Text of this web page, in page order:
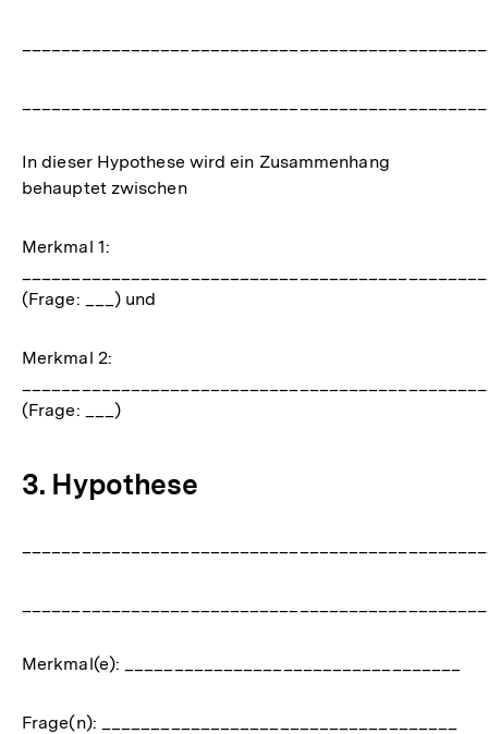
In dieser Hypothese wird ein Zusammenhang
behauptet zwischen
Merkmal 1:
(Frage: ___) und
Merkmal 2:
(Frage: ___)
3. Hypothese
Merkmal(e): __________________________________
Frage(n): ____________________________________